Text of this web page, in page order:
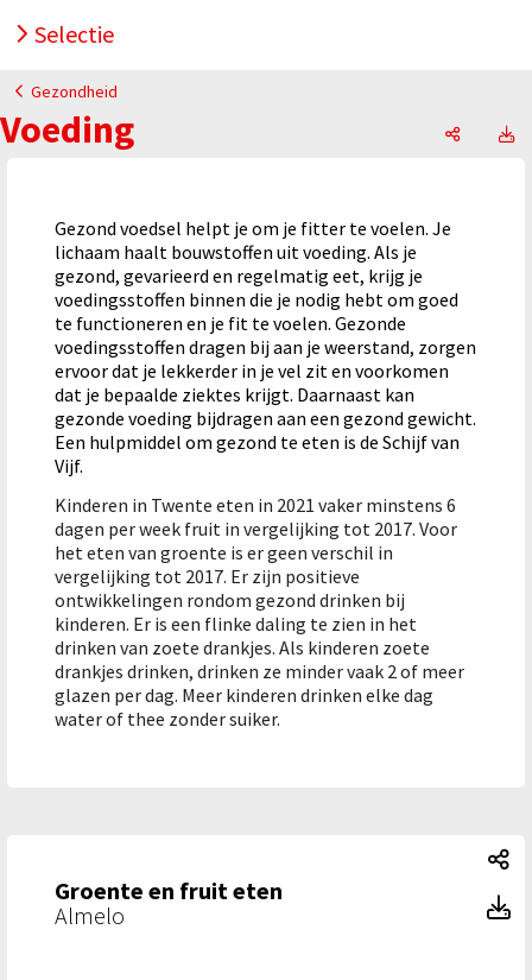
Selectie
Gezondheid
Voeding
Gezond voedsel helpt je om je fitter te voelen. Je
lichaam haalt bouwstoffen uit voeding. Als je
gezond, gevarieerd en regelmatig eet, krijg je
voedingsstoffen binnen die je nodig hebt om goed
te functioneren en je fit te voelen. Gezonde
voedingsstoffen dragen bij aan je weerstand, zorgen
ervoor dat je lekkerder in je vel zit en voorkomen
dat je bepaalde ziektes krijgt. Daarnaast kan
gezonde voeding bijdragen aan een gezond gewicht.
Een hulpmiddel om gezond te eten is de Schijf van
Vijf.
Kinderen in Twente eten in 2021 vaker minstens 6
dagen per week fruit in vergelijking tot 2017. Voor
het eten van groente is er geen verschil in
vergelijking tot 2017. Er zijn positieve
ontwikkelingen rondom gezond drinken bij
kinderen. Er is een flinke daling te zien in het
drinken van zoete drankjes. Als kinderen zoete
drankjes drinken, drinken ze minder vaak 2 of meer
glazen per dag. Meer kinderen drinken elke dag
water of thee zonder suiker.
Groente en fruit eten
Almelo